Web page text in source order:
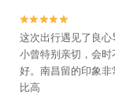


这次出行遇见了良
小曾特别亲切，会
好。南昌留的印象
比高